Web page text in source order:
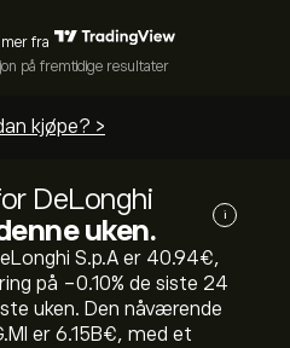
fra
på fremtidige resultater
kjøpe? >
DeLonghi
uken. i
S.p.A er 40.94‎€‎,
på ‎-0.10‎% de siste 24
uken. Den nåværende
er 6.15B‎€‎, med et